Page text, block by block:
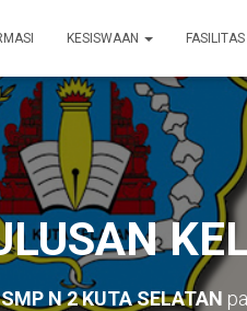
KESISWAAN FASILITAS
N 2 KUTA SELATAN